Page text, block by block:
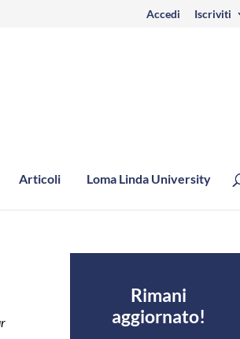
Accedi Iscriviti
Articoli Loma Linda University
Rimani
aggiornato!